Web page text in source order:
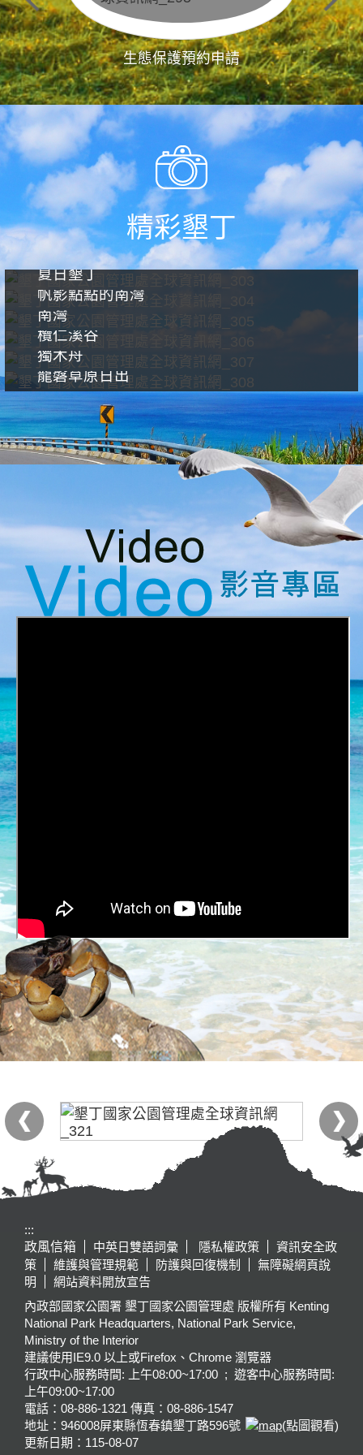
生態保護預約申請
精彩墾丁
夏日墾丁
帆影點點的南灣
南灣
欖仁溪谷
獨木舟
龍磐草原日出
:::
政風信箱
中英日雙語詞彙 隱私權政策
資訊安全政
策
維護與管理規範 防護與回復機制
無障礙網頁說
明
網站資料開放宣告
內政部國家公園署 墾丁國家公園管理處 版權所有 Kenting
National Park Headquarters, National Park Service,
Ministry of the Interior
建議使用IE9.0 以上或Firefox、Chrome 瀏覽器
行政中心服務時間: 上午08:00~17:00 ; 遊客中心服務時間:
上午09:00~17:00
電話：08-886-1321 傳真：08-886-1547
地址：946008屏東縣恆春鎮墾丁路596號
(點圖觀看)
更新日期： 115-08-07